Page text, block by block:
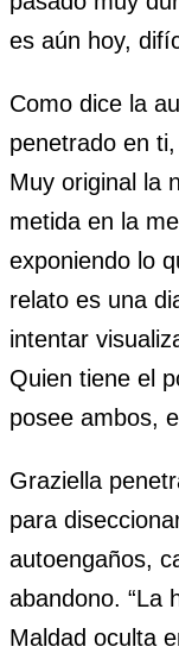
es aún hoy,
Como dice la
penetrado en
Muy original la
metida en la
exponiendo lo
relato es una
intentar
Quien tiene el
posee ambos,
Graziella
para
autoengaños,
abandono. “La
Maldad oculta